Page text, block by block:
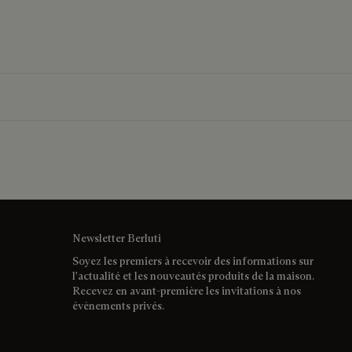
Newsletter Berluti
Soyez les premiers à recevoir des informations sur
l'actualité et les nouveautés produits de la maison.
Recevez en avant-première les invitations à nos
évènements privés.